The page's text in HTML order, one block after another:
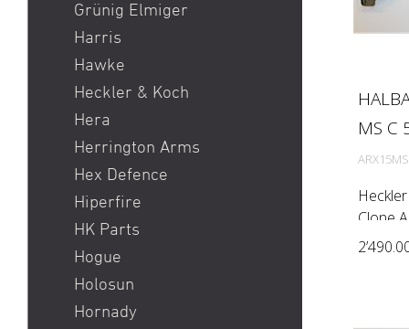
Grünig Elmiger
Harris
Hawke
Heckler & Koch
Hera
Herrington Arms
Hex Defence
Hiperfire
HK Parts
Hogue
Holosun
Hornady
MS C
Clone
Rem)